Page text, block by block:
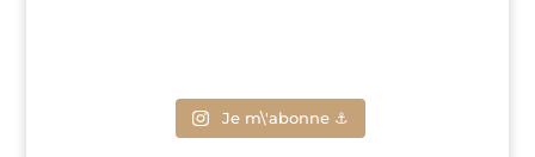
Je m\'abonne ⚓